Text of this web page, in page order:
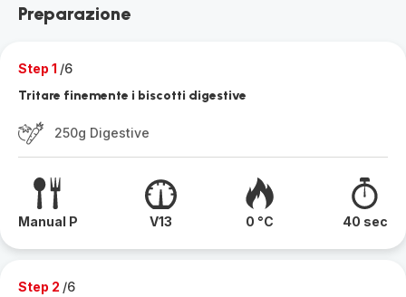
Preparazione
Step 1 /6
Tritare finemente i biscotti digestive
250g Digestive
Manual P V13 0 °C 40 sec
Step 2 /6